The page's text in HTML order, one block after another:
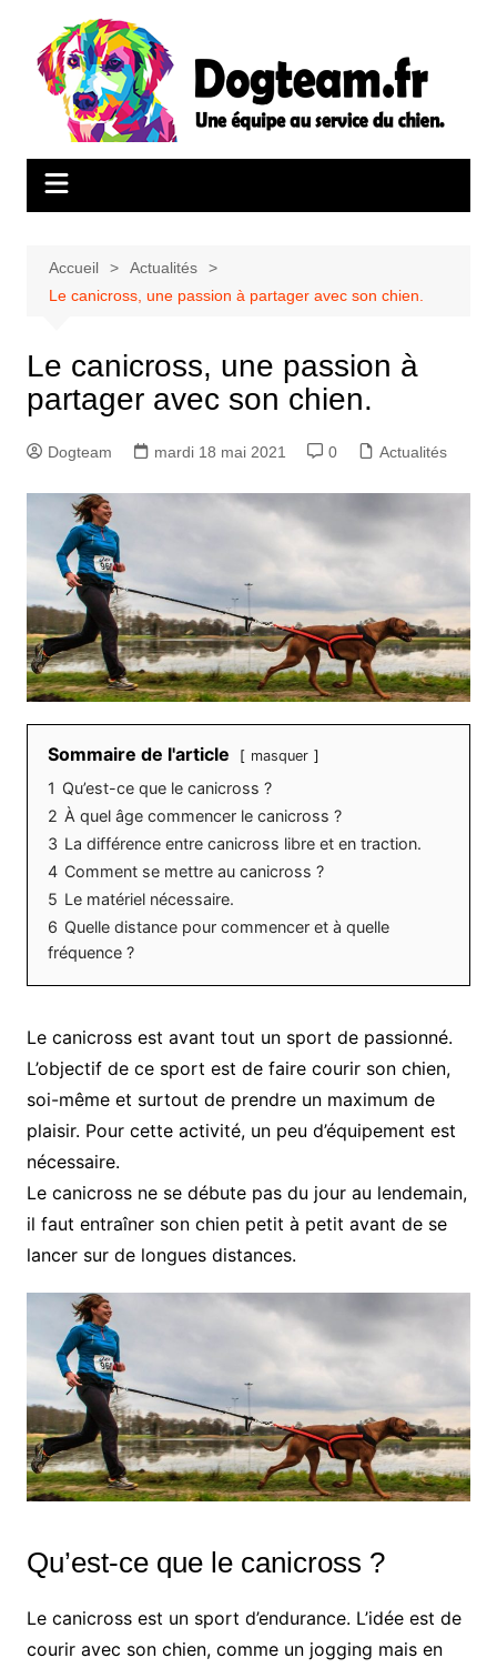
contenu
Accueil
Actualités
Le canicross, une passion à partager avec son chien.
Le canicross, une passion à
partager avec son chien.
Dogteam mardi 18 mai 2021 0 Actualités
Sommaire de l'article masquer
1 Qu’est-ce que le canicross ?
2 À quel âge commencer le canicross ?
3 La différence entre canicross libre et en traction.
4 Comment se mettre au canicross ?
5 Le matériel nécessaire.
6 Quelle distance pour commencer et à quelle
fréquence ?
Le canicross est avant tout un sport de passionné.
L’objectif de ce sport est de faire courir son chien,
soi-même et surtout de prendre un maximum de
plaisir. Pour cette activité, un peu d’équipement est
nécessaire.
Le canicross ne se débute pas du jour au lendemain,
il faut entraîner son chien petit à petit avant de se
lancer sur de longues distances.
Qu’est-ce que le canicross ?
Le canicross est un sport d’endurance. L’idée est de
courir avec son chien, comme un jogging mais en